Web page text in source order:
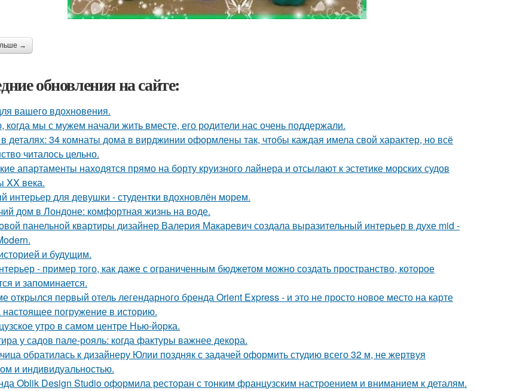
→
обновления на сайте:
вашего вдохновения.
мы с мужем начали жить вместе, его родители нас очень поддержали.
деталях: 34 комнаты дома в вирджинии оформлены так, чтобы каждая имела свой характер, но всё
читалось цельно.
апартаменты находятся прямо на борту круизного лайнера и отсылают к эстетике морских судов
XX века.
интерьер для девушки - студентки вдохновлён морем.
дом в Лондоне: комфортная жизнь на воде.
панельной квартиры дизайнер Валерия Макаревич создала выразительный интерьер в духе mid -
и будущим.
- пример того, как даже с ограниченным бюджетом можно создать пространство, которое
и запоминается.
открылся первый отель легендарного бренда Orient Express - и это не просто новое место на карте
настоящее погружение в историю.
утро в самом центре Нью-йорка.
у садов пале-рояль: когда фактуры важнее декора.
обратилась к дизайнеру Юлии поздняк с задачей оформить студию всего 32 м, не жертвуя
и индивидуальностью.
Oblik Design Studio оформила ресторан с тонким французским настроением и вниманием к деталям.